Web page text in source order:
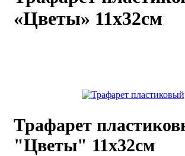
Мастер-
классы
256-54-
«Цветы» 11х32см
Трафарет
"Цветы" 11х32см